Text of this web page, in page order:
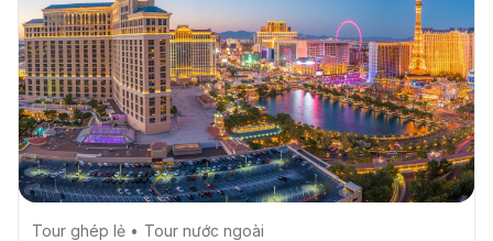
Tour ghép lẻ Tour nước ngoài